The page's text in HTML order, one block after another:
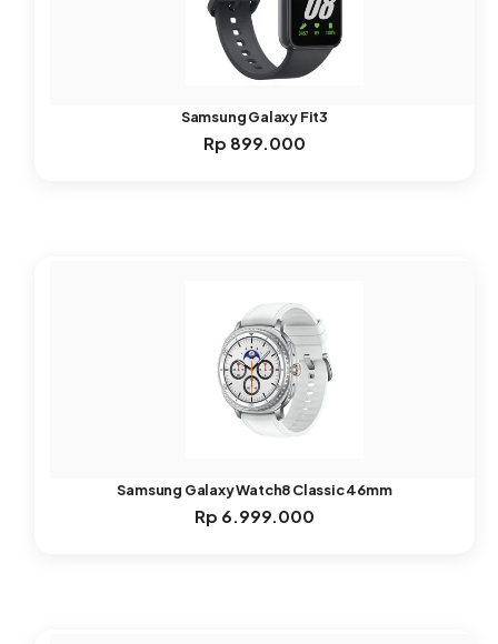
Samsung Galaxy Fit3
Rp 899.000
Samsung Galaxy Watch8 Classic 46mm
Rp 6.999.000